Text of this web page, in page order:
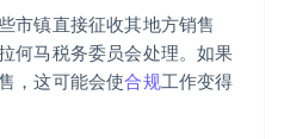
市镇直接征收其地方销售
何马税务委员会处理。如果
，这可能会使合规工作变得